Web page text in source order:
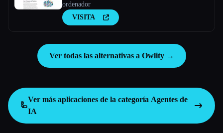
ordenador
VISITA
Ver todas las alternativas a Owlity →
🦾
Ver más aplicaciones de la categoría Agentes de
IA